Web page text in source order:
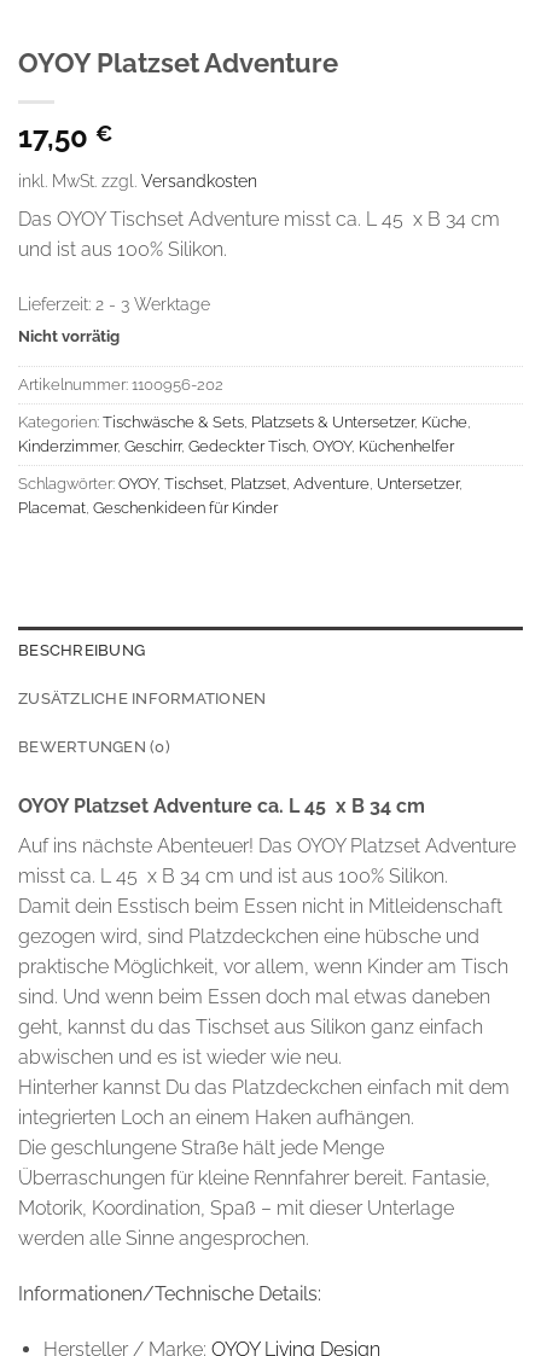
OYOY Platzset Adventure
17,50 €
inkl. MwSt. zzgl. Versandkosten
Das OYOY Tischset Adventure misst ca. L 45 x B 34 cm
und ist aus 100% Silikon.
Lieferzeit: 2 - 3 Werktage
Nicht vorrätig
Artikelnummer: 1100956-202
Kategorien: Tischwäsche & Sets, Platzsets & Untersetzer, Küche,
Kinderzimmer, Geschirr, Gedeckter Tisch, OYOY, Küchenhelfer
Schlagwörter: OYOY, Tischset, Platzset, Adventure, Untersetzer,
Placemat, Geschenkideen für Kinder
BESCHREIBUNG
ZUSÄTZLICHE INFORMATIONEN
BEWERTUNGEN (0)
OYOY Platzset Adventure ca. L 45 x B 34 cm
Auf ins nächste Abenteuer! Das OYOY Platzset Adventure
misst ca. L 45 x B 34 cm und ist aus 100% Silikon.
Damit dein Esstisch beim Essen nicht in Mitleidenschaft
gezogen wird, sind Platzdeckchen eine hübsche und
praktische Möglichkeit, vor allem, wenn Kinder am Tisch
sind. Und wenn beim Essen doch mal etwas daneben
geht, kannst du das Tischset aus Silikon ganz einfach
abwischen und es ist wieder wie neu.
Hinterher kannst Du das Platzdeckchen einfach mit dem
integrierten Loch an einem Haken aufhängen.
Die geschlungene Straße hält jede Menge
Überraschungen für kleine Rennfahrer bereit. Fantasie,
Motorik, Koordination, Spaß – mit dieser Unterlage
werden alle Sinne angesprochen.
Informationen/Technische Details:
Hersteller / Marke: OYOY Living Design